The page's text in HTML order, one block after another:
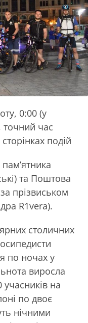
0:00 (у
точний час
подій
та Поштова
прізвиськом
R1verа).
столичних
по ночах у
виросла
на
по двоє
нічними